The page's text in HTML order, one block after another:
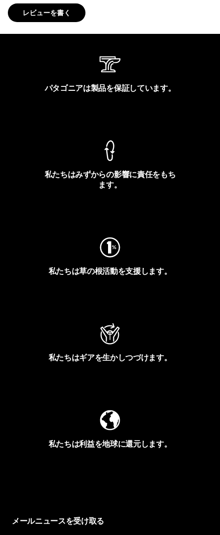
レビューを書く
パタゴニアは製品を保証しています。
私たちはみずからの影響に責任をもち
ます。
私たちは草の根活動を支援します。
私たちはギアを生かしつづけます。
私たちは利益を地球に還元します。
メールニュースを受け取る